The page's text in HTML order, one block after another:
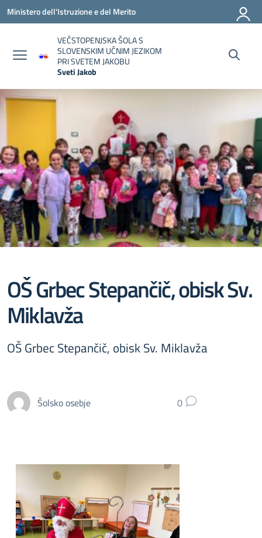
Vai ai contenuti
Vai al menu di navigazione
Vai al footer
Ministero dell'Istruzione e del Merito
VEČSTOPENJSKA ŠOLA S
SLOVENSKIM UČNIM JEZIKOM
PRI SVETEM JAKOBU
Sveti Jakob
OŠ Grbec Stepančič, obisk Sv.
Miklavža
OŠ Grbec Stepančič, obisk Sv. Miklavža
Šolsko osebje 0